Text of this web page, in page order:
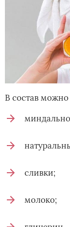
В состав можно
сливки;
молоко;